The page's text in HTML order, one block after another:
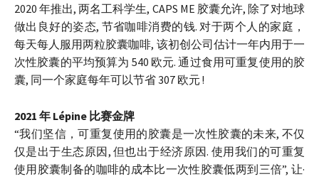
2020 年推出, 两名工科学生, CAPS ME 胶囊允许, 除了对地球
做出良好的姿态, 节省咖啡消费的钱. 对于两个人的家庭，
每天每人服用两粒胶囊咖啡, 该初创公司估计一年内用于一
次性胶囊的平均预算为 540 欧元. 通过食用可重复使用的胶
囊, 同一个家庭每年可以节省 307 欧元 !
2021 年 Lépine 比赛金牌
“我们坚信，可重复使用的胶囊是一次性胶囊的未来, 不仅
仅是出于生态原因, 但也出于经济原因. 使用我们的可重复
使用胶囊制备的咖啡的成本比一次性胶囊低两到三倍”, 让·